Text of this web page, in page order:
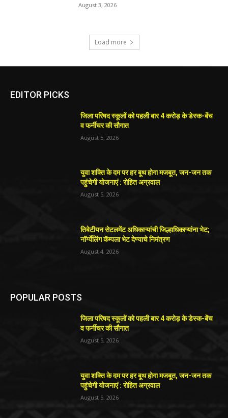
August 3, 2026
Load more
EDITOR PICKS
जिला परिषद स्कूलों को पहली बार 4 करोड़ के डेस्क-बेंच
व फर्नीचर की सौगात
August 5, 2026
युवा शक्ति के दम पर हर बूथ होगा मजबूत, जन-जन तक
पहुंचेगी योजनाएं : रोहित अग्रवाल
August 5, 2026
तिबेटीयन सेटलमेंट अधिकाऱ्यांची जिल्हाधिकाऱ्यांना भेट;
नॉर्ग्येलिंग कॅम्पला भेट देण्याचे निमंत्रण
August 4, 2026
POPULAR POSTS
जिला परिषद स्कूलों को पहली बार 4 करोड़ के डेस्क-बेंच
व फर्नीचर की सौगात
August 5, 2026
युवा शक्ति के दम पर हर बूथ होगा मजबूत, जन-जन तक
पहुंचेगी योजनाएं : रोहित अग्रवाल
August 5, 2026